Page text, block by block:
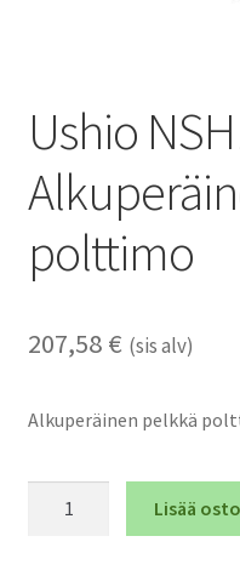
Ushio
polttimo
207,58 € (sis alv)
Alkuperäinen pelkkä
Lisää